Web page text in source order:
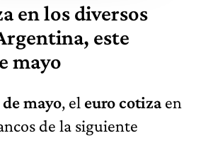
en los diversos
este
mayo
mayo, el euro cotizaen
de la siguiente